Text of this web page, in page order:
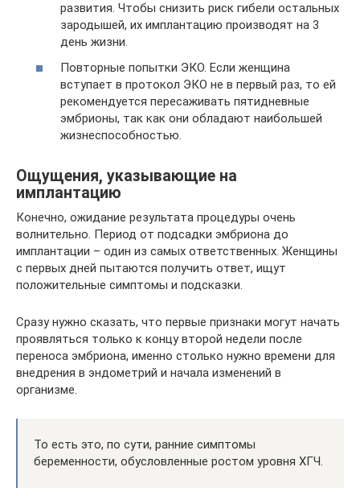
развития. Чтобы снизить риск гибели остальных
зародышей, их имплантацию производят на 3
день жизни.
Повторные попытки ЭКО. Если женщина
вступает в протокол ЭКО не в первый раз, то ей
рекомендуется пересаживать пятидневные
эмбрионы, так как они обладают наибольшей
жизнеспособностью.
Ощущения, указывающие на
имплантацию
Конечно, ожидание результата процедуры очень
волнительно. Период от подсадки эмбриона до
имплантации – один из самых ответственных. Женщины
с первых дней пытаются получить ответ, ищут
положительные симптомы и подсказки.
Сразу нужно сказать, что первые признаки могут начать
проявляться только к концу второй недели после
переноса эмбриона, именно столько нужно времени для
внедрения в эндометрий и начала изменений в
организме.
То есть это, по сути, ранние симптомы
беременности, обусловленные ростом уровня ХГЧ.